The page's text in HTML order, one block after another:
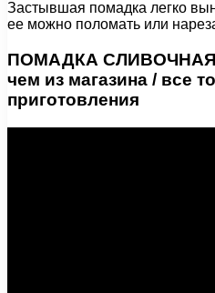
Застывшая помадка легко
ее можно поломать или
ПОМАДКА СЛИВОЧНАЯ
чем из магазина / все
приготовления